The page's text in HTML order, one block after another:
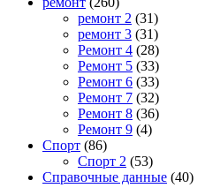
ремонт 2 (31)
ремонт 3 (31)
Ремонт 4 (28)
Ремонт 5 (33)
Ремонт 6 (33)
Ремонт 7 (32)
Ремонт 8 (36)
Ремонт 9 (4)
Спорт (86)
Спорт 2 (53)
Справочные данные (40)